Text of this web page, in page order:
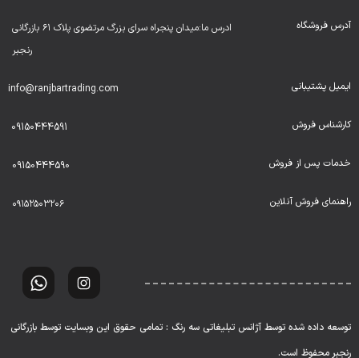
آدرس فروشگاه
ادرس ما:میدان پنجراه سرای بزرگ مرتضوی پلاک ۶۱ بازرگانی
رنجبر
ایمیل پشتیبانی info@ranjbartrading.com
کارشناس فروش 09150444591
خدمات پس از فروش 09150444590
راهنمای فروش آنلاین ۰۹۱۵۲۵۰۳۲۰۶
توسعه داده شده توسط آژانس تبلیغاتی سه رنگ : تمامی حقوق این وبسایت توسط بازرگانی
رنجبر محفوظ است.